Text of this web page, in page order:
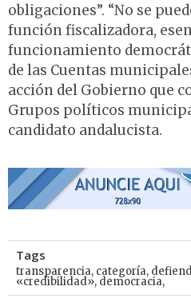
obligaciones”. “No se
función fiscalizadora,
funcionamiento
de las Cuentas
acción del Gobierno que
Grupos políticos
candidato andalucista.
Tags
transparencia, categoría,
«credibilidad», democracia,